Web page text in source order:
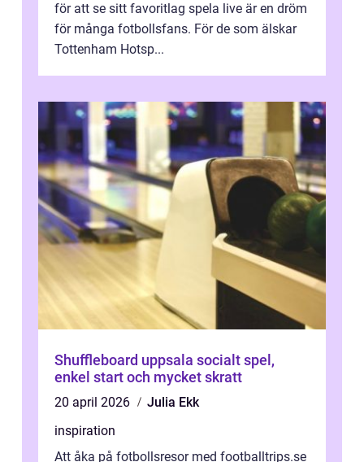
för att se sitt favoritlag spela live är en dröm
för många fotbollsfans. För de som älskar
Tottenham Hotsp...
Shuffleboard uppsala socialt spel,
enkel start och mycket skratt
20 april 2026
Julia Ekk
inspiration
Att åka på fotbollsresor med footballtrips.se